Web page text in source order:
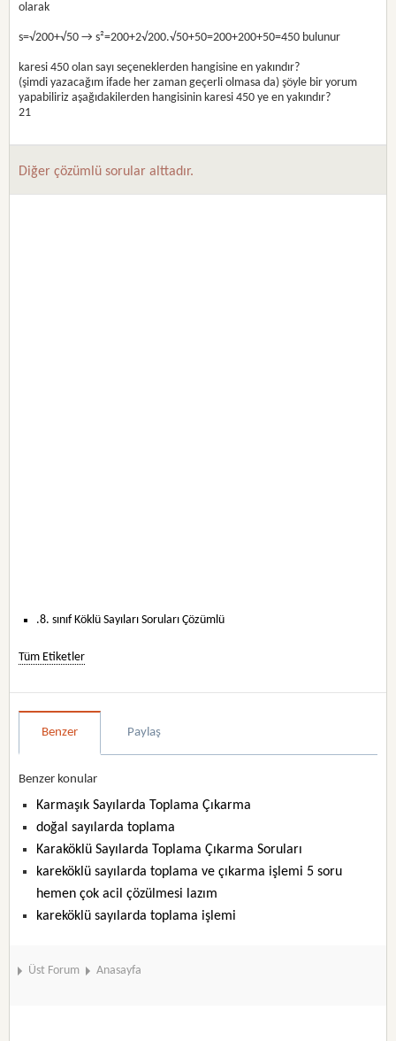
olarak
s=√200+√50 → s²=200+2√200.√50+50=200+200+50=450 bulunur
karesi 450 olan sayı seçeneklerden hangisine en yakındır?
(şimdi yazacağım ifade her zaman geçerli olmasa da) şöyle bir yorum
yapabiliriz aşağıdakilerden hangisinin karesi 450 ye en yakındır?
21
Diğer çözümlü sorular alttadır.
.8. sınıf Köklü Sayıları Soruları Çözümlü
Tüm Etiketler
Benzer Paylaş
Benzer konular
Karmaşık Sayılarda Toplama Çıkarma
doğal sayılarda toplama
Karaköklü Sayılarda Toplama Çıkarma Soruları
kareköklü sayılarda toplama ve çıkarma işlemi 5 soru
hemen çok acil çözülmesi lazım
kareköklü sayılarda toplama işlemi
Üst Forum Anasayfa